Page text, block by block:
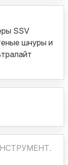
SSV
шнуры и